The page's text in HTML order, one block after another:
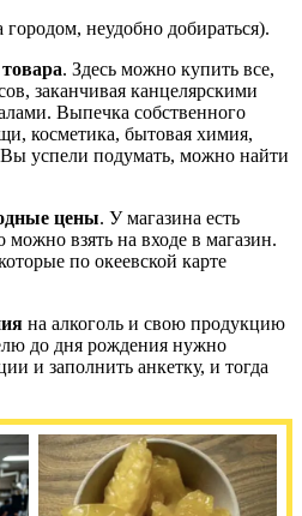
неудобно добираться).
. Здесь можно купить все,
заканчивая канцелярскими
Выпечка собственного
косметика, бытовая химия,
Вы успели подумать, можно найти
цены. У магазина есть
взять на входе в магазин.
по океевской карте
на алкоголь и свою продукцию
до дня рождения нужно
и заполнить анкетку, и тогда